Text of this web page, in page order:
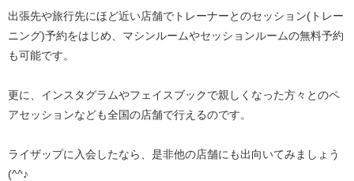
出張先や旅行先にほど近い店舗でトレーナーとのセッション(トレー
ニング)予約をはじめ、マシンルームやセッションルームの無料予約
も可能です。
更に、インスタグラムやフェイスブックで親しくなった方々とのペ
アセッションなども全国の店舗で行えるのです。
ライザップに入会したなら、是非他の店舗にも出向いてみましょう
(^^♪